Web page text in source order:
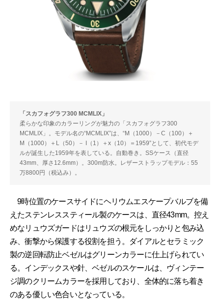
「スカフォグラフ300 MCMLIX」
柔らかな印象のカラーリングが魅力の「スカフォグラフ300
MCMLIX」。モデル名の“MCMLIX”は、“M（1000）－C（100）＋
M（1000）＋L（50）－ I（1）＋x（10）＝1959”として、初代モデ
ルが誕生した1959年を表している。自動巻き。SSケース（直径
43mm、厚さ12.6mm）。300m防水。レザーストラップモデル：55
万8800円（税込み）。
9時位置のケースサイドにヘリウムエスケープバルブを備
えたステンレススティール製のケースは、直径43mm。控え
めなリュウズガードはリュウズの根元をしっかりと包み込
み、衝撃から保護する役割を担う。ダイアルとセラミック
製の逆回転防止ベゼルはグリーンカラーに仕上げられてい
る。インデックスや針、ベゼルのスケールは、ヴィンテー
ジ調のクリームカラーを採用しており、全体的に落ち着き
のある優しい色合いとなっている。